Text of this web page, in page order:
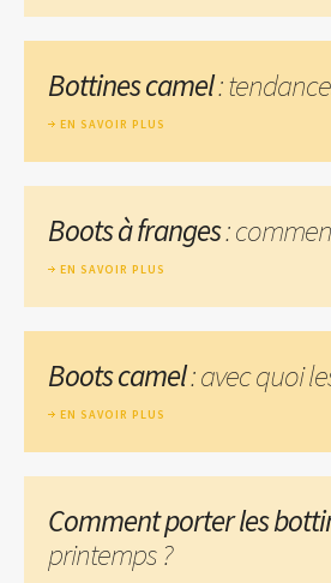
Bottines camel:
EN SAVOIR PLUS
Boots à franges:
EN SAVOIR PLUS
Boots camel: avec quoi
EN SAVOIR PLUS
Comment porter les
printemps ?